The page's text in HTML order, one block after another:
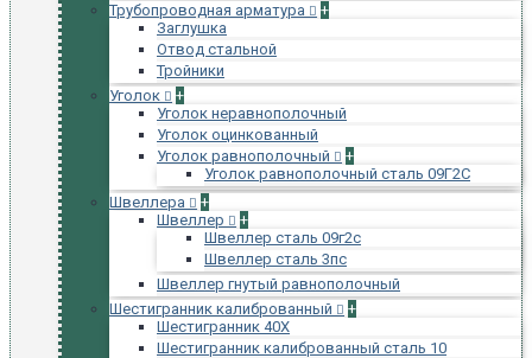
Трубопроводная арматура
+
Заглушка
Отвод стальной
Тройники
Уголок
+
Уголок неравнополочный
Уголок оцинкованный
Уголок равнополочный
+
Уголок равнополочный сталь 09Г2С
Швеллера
+
Швеллер
+
Швеллер сталь 09г2с
Швеллер сталь 3пс
Швеллер гнутый равнополочный
Шестигранник калиброванный
+
Шестигранник 40Х
Шестигранник калиброванный сталь 10